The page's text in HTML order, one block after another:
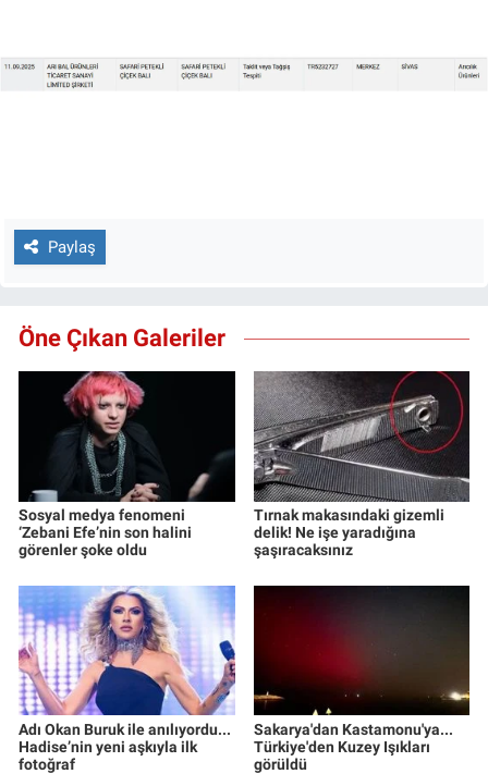
Paylaş
Öne Çıkan Galeriler
Sosyal medya fenomeni
‘Zebani Efe’nin son halini
görenler şoke oldu
Tırnak makasındaki gizemli
delik! Ne işe yaradığına
şaşıracaksınız
Adı Okan Buruk ile anılıyordu...
Hadise’nin yeni aşkıyla ilk
fotoğraf
Sakarya'dan Kastamonu'ya...
Türkiye'den Kuzey Işıkları
görüldü